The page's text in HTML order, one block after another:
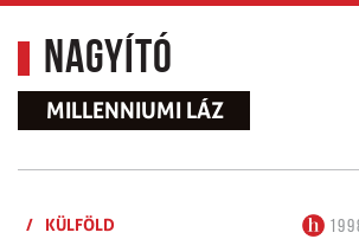
NAGYÍTÓ
MILLENNIUMI LÁZ
/ KÜLFÖLD